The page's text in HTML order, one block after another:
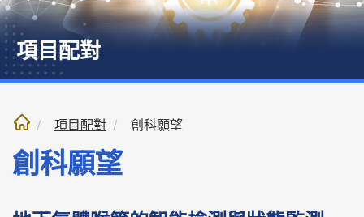
項目配對
項目配對 創科願望
創科願望